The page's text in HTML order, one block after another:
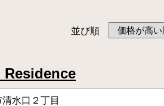
並び順
Residence
水口２丁目